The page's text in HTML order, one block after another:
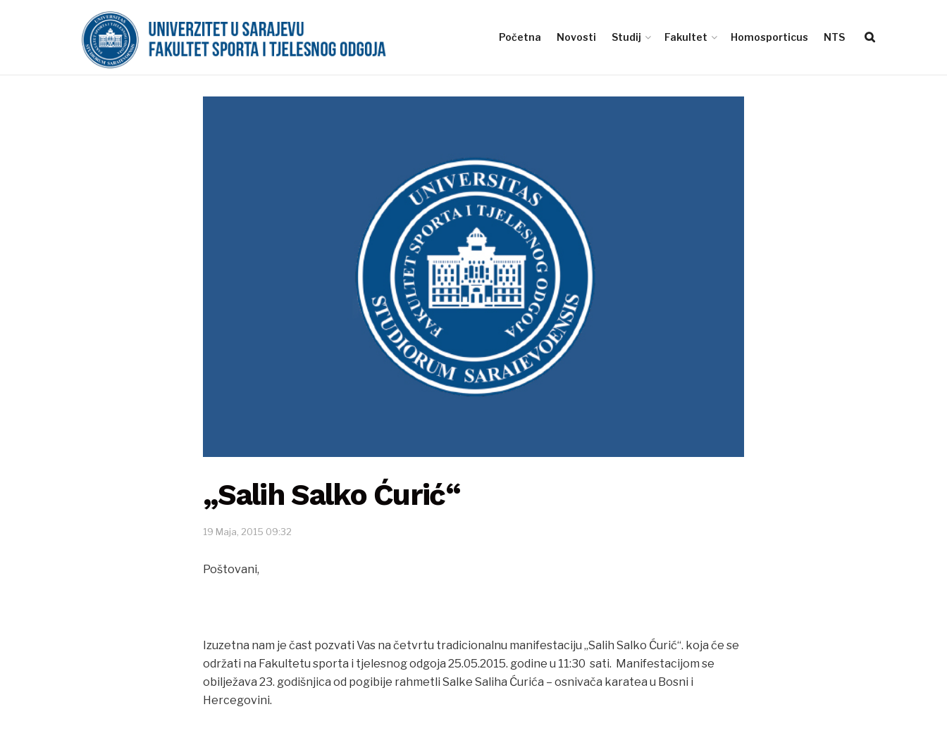
Početna Novosti Studij Fakultet Homosporticus NTS
„Salih Salko Ćurić“
19 Maja, 2015 09:32
Poštovani,
Izuzetna nam je čast pozvati Vas na četvrtu tradicionalnu manifestaciju „Salih Salko Ćurić“. koja će se
održati na Fakultetu sporta i tjelesnog odgoja 25.05.2015. godine u 11:30 sati. Manifestacijom se
obilježava 23. godišnjica od pogibije rahmetli Salke Saliha Ćurića – osnivača karatea u Bosni i
Hercegovini.